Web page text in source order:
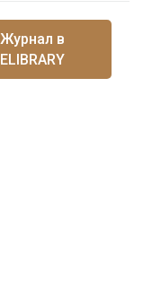
Журнал в
ELIBRARY